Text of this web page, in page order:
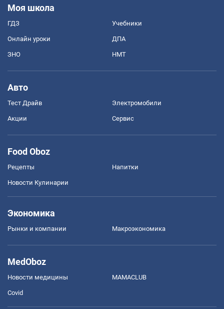
Моя школа
ГДЗ Учебники
Онлайн уроки ДПА
ЗНО НМТ
Авто
Тест Драйв Электромобили
Акции Сервис
Food Oboz
Рецепты Напитки
Новости Кулинарии
Экономика
Рынки и компании Mакроэкономика
MedOboz
Новости медицины MAMACLUB
Covid